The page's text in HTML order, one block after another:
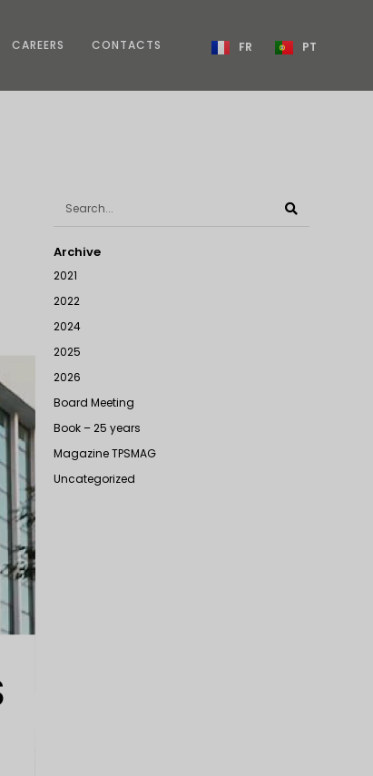
CAREERS CONTACTS FR PT
Archive
2021
2022
2024
2025
2026
Board Meeting
Book – 25 years
Magazine TPSMAG
Uncategorized